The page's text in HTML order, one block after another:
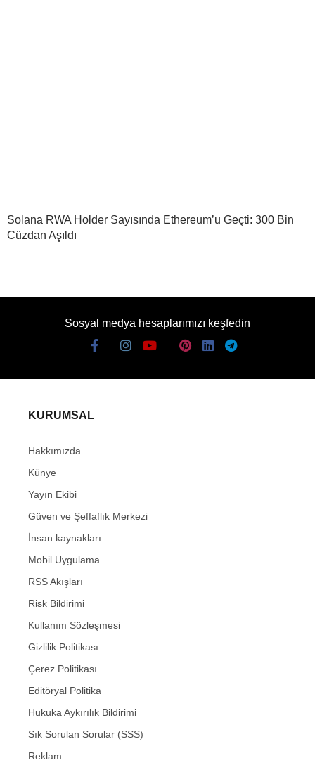
Solana RWA Holder Sayısında Ethereum’u Geçti: 300 Bin
Cüzdan Aşıldı
Sosyal medya hesaplarımızı keşfedin
KURUMSAL
Hakkımızda
Künye
Yayın Ekibi
Güven ve Şeffaflık Merkezi
İnsan kaynakları
Mobil Uygulama
RSS Akışları
Risk Bildirimi
Kullanım Sözleşmesi
Gizlilik Politikası
Çerez Politikası
Editöryal Politika
Hukuka Aykırılık Bildirimi
Sık Sorulan Sorular (SSS)
Reklam